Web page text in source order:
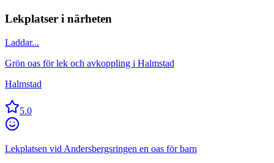
Lekplatser i närheten
Laddar...
Grön oas för lek och avkoppling i Halmstad
Halmstad
5.0
Lekplatsen vid Andersbergsringen en oas för barn